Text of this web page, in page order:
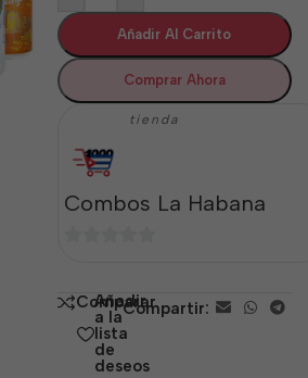
Añadir Al Carrito
Comprar Ahora
tienda
Combos La Habana
5 Comparar
Añadir
a la
lista
de
deseos
Compartir: